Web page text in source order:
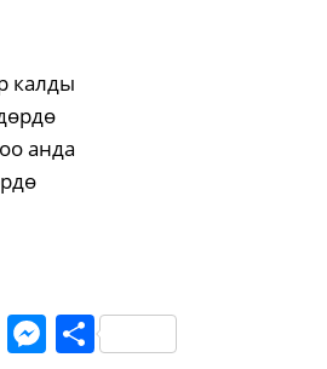
калды
анда
Telegram
Messenger
Share